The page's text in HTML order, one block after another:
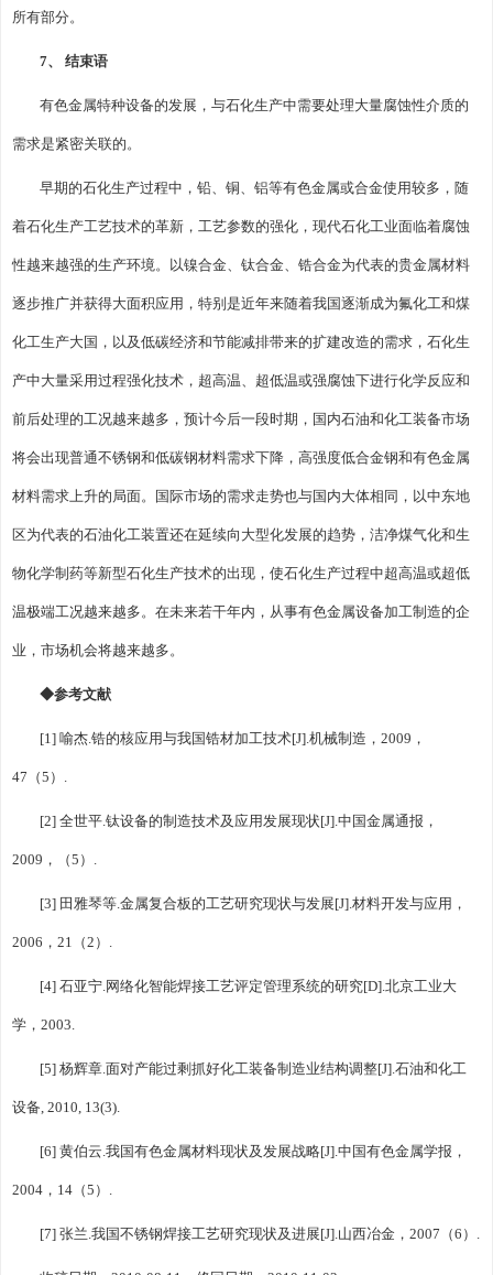
所有部分。
7、 结束语
有色金属特种设备的发展，与石化生产中需要处理大量腐蚀性介质的
需求是紧密关联的。
早期的石化生产过程中，铅、铜、铝等有色金属或合金使用较多，随
着石化生产工艺技术的革新，工艺参数的强化，现代石化工业面临着腐蚀
性越来越强的生产环境。以镍合金、钛合金、锆合金为代表的贵金属材料
逐步推广并获得大面积应用，特别是近年来随着我国逐渐成为氟化工和煤
化工生产大国，以及低碳经济和节能减排带来的扩建改造的需求，石化生
产中大量采用过程强化技术，超高温、超低温或强腐蚀下进行化学反应和
前后处理的工况越来越多，预计今后一段时期，国内石油和化工装备市场
将会出现普通不锈钢和低碳钢材料需求下降，高强度低合金钢和有色金属
材料需求上升的局面。国际市场的需求走势也与国内大体相同，以中东地
区为代表的石油化工装置还在延续向大型化发展的趋势，洁净煤气化和生
物化学制药等新型石化生产技术的出现，使石化生产过程中超高温或超低
温极端工况越来越多。在未来若干年内，从事有色金属设备加工制造的企
业，市场机会将越来越多。
◆参考文献
[1] 喻杰.锆的核应用与我国锆材加工技术[J].机械制造，2009，
47（5）.
[2] 全世平.钛设备的制造技术及应用发展现状[J].中国金属通报，
2009，（5）.
[3] 田雅琴等.金属复合板的工艺研究现状与发展[J].材料开发与应用，
2006，21（2）.
[4] 石亚宁.网络化智能焊接工艺评定管理系统的研究[D].北京工业大
学，2003.
[5] 杨辉章.面对产能过剩抓好化工装备制造业结构调整[J].石油和化工
设备, 2010, 13(3).
[6] 黄伯云.我国有色金属材料现状及发展战略[J].中国有色金属学报，
2004，14（5）.
[7] 张兰.我国不锈钢焊接工艺研究现状及进展[J].山西冶金，2007（6）.